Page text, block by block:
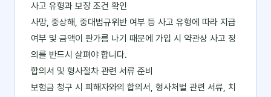
사고 유형과 보장 조건 확인
사망, 중상해, 중대법규위반 여부 등 사고 유형에 따라 지급
여부 및 금액이 판가름 나기 때문에 가입 시 약관상 사고 정
의를 반드시 살펴야 합니다.
합의서 및 형사절차 관련 서류 준비
보험금 청구 시 피해자와의 합의서, 형사처벌 관련 서류, 치